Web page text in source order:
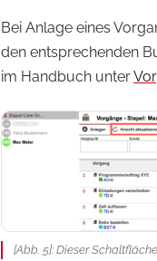
Bei Anlage eines
den entsprechenden
im Handbuch unter
[Abb. 5]: Dieser